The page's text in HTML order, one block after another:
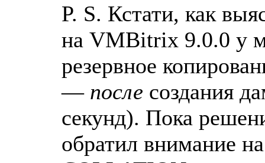
P. S. Кстати, как
на VMBitrix 9.0.0 у
резервное
— после создания
секунд). Пока
обратил внимание